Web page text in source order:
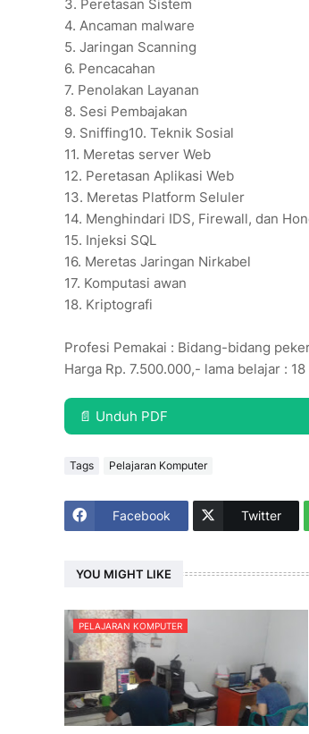
3. Peretasan Sistem
4. Ancaman malware
5. Jaringan Scanning
6. Pencacahan
7. Penolakan Layanan
8. Sesi Pembajakan
9. Sniffing10. Teknik Sosial
11. Meretas server Web
12. Peretasan Aplikasi Web
13. Meretas Platform Seluler
14. Menghindari IDS, Firewall, dan
15. Injeksi SQL
16. Meretas Jaringan Nirkabel
17. Komputasi awan
18. Kriptografi
Profesi Pemakai : Bidang-bidang
Harga Rp. 7.500.000,- lama belajar :
📄 Unduh PDF
Tags Pelajaran Komputer
Facebook Twitter
YOU MIGHT LIKE
PELAJARAN KOMPUTER